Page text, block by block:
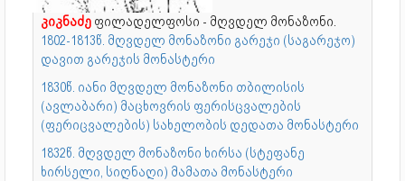
კიკნაძე ფილადელფოსი - მღვდელ მონაზონი.
1802-1813წ. მღვდელ მონაზონი გარეჯი (საგარეჯო)
დავით გარეჯის მონასტერი
1830წ. იანი მღვდელ მონაზონი თბილისის
(ავლაბარი) მაცხოვრის ფერისცვალების
(ფერიცვალების) სახელობის დედათა მონასტერი
1832წ. მღვდელ მონაზონი ხირსა (სტეფანე
ხირსელი, სიღნაღი) მამათა მონასტერი